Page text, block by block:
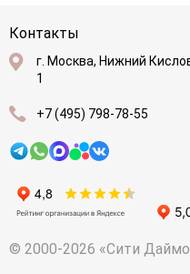
Контакты
г. Москва, Нижний
1
+7 (495) 798-78-55
© 2000-2026 «Сити